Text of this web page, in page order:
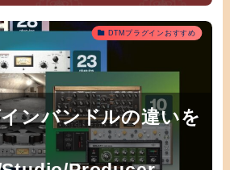
DTMプラグインおすすめ
ンバンドルの違いを